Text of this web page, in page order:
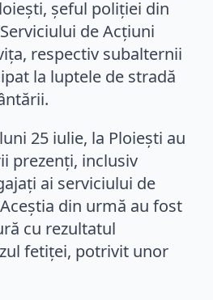
șeful poliției din
de Acțiuni
respectiv subalternii
la luptele de stradă
25 iulie, la Ploiești au
prezenți, inclusiv
ai serviciului de
din urmă au fost
cu rezultatul
fetiței, potrivit unor